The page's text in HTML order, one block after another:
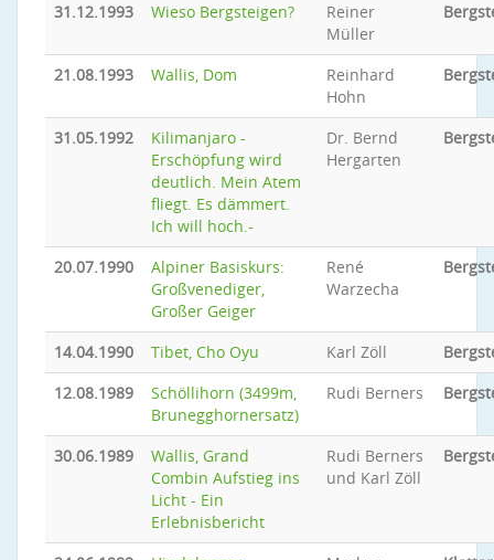
31.12.1993 Wieso Bergsteigen?
Reiner
Müller
21.08.1993 Wallis, Dom
Reinhard
Hohn
31.05.1992
Kilimanjaro -
Erschöpfung wird
deutlich. Mein Atem
fliegt. Es dämmert.
Ich will hoch.-
Dr. Bernd
Hergarten
20.07.1990
Alpiner Basiskurs:
Großvenediger,
Großer Geiger
René
Warzecha
14.04.1990 Tibet, Cho Oyu Karl Zöll
12.08.1989
Schöllihorn (3499m,
Brunegghornersatz)
Rudi Berners
30.06.1989
Wallis, Grand
Combin Aufstieg ins
Licht - Ein
Erlebnisbericht
Rudi Berners
und Karl Zöll